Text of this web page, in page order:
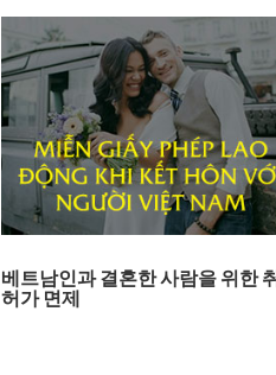
베트남인과 결혼한 사람을 위한
허가 면제